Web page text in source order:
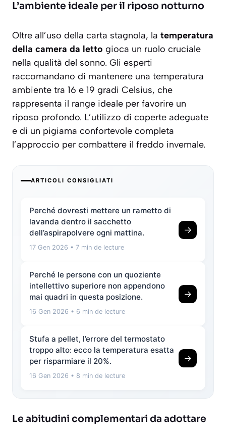
L’ambiente ideale per il riposo notturno
Oltre all’uso della carta stagnola, la temperatura
della camera da letto gioca un ruolo cruciale
nella qualità del sonno. Gli esperti
raccomandano di mantenere una temperatura
ambiente tra 16 e 19 gradi Celsius, che
rappresenta il range ideale per favorire un
riposo profondo. L’utilizzo di coperte adeguate
e di un pigiama confortevole completa
l’approccio per combattere il freddo invernale.
ARTICOLI CONSIGLIATI
Perché dovresti mettere un rametto di
lavanda dentro il sacchetto
dell’aspirapolvere ogni mattina.
17 Gen 2026 • 7 min de lecture
→
Perché le persone con un quoziente
intellettivo superiore non appendono
mai quadri in questa posizione.
16 Gen 2026 • 6 min de lecture
→
Stufa a pellet, l’errore del termostato
troppo alto: ecco la temperatura esatta
per risparmiare il 20%.
16 Gen 2026 • 8 min de lecture
→
Le abitudini complementari da adottare